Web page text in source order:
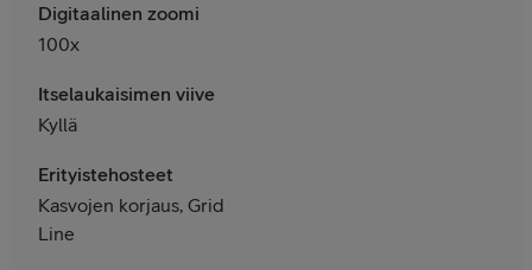
Digitaalinen zoomi
100x
Itselaukaisimen viive
Kyllä
Erityistehosteet
Kasvojen korjaus, Grid
Line